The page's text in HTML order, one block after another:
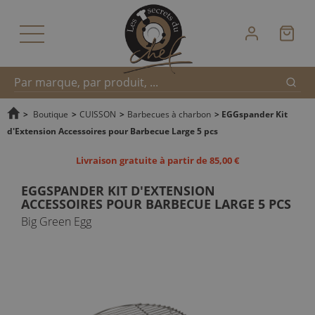
Recherche
> Boutique > CUISSON > Barbecues à charbon > EGGspander Kit
d'Extension Accessoires pour Barbecue Large 5 pcs
Livraison gratuite à partir de 85,00 €
EGGSPANDER KIT D'EXTENSION
ACCESSOIRES POUR BARBECUE LARGE 5 PCS
Big Green Egg